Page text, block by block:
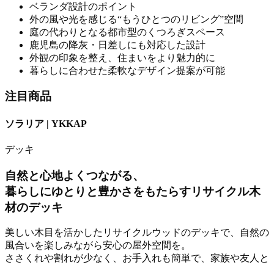
ベランダ設計のポイント
外の風や光を感じる“もうひとつのリビング”空間
庭の代わりとなる都市型のくつろぎスペース
鹿児島の降灰・日差しにも対応した設計
外観の印象を整え、住まいをより魅力的に
暮らしに合わせた柔軟なデザイン提案が可能
注目商品
ソラリア | YKKAP
デッキ
自然と心地よくつながる、
暮らしにゆとりと豊かさをもたらすリサイクル木
材のデッキ
美しい木目を活かしたリサイクルウッドのデッキで、自然の
風合いを楽しみながら安心の屋外空間を。
ささくれや割れが少なく、お手入れも簡単で、家族や友人と